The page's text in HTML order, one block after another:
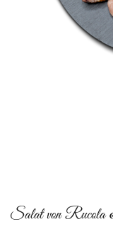
Salat von Rucola